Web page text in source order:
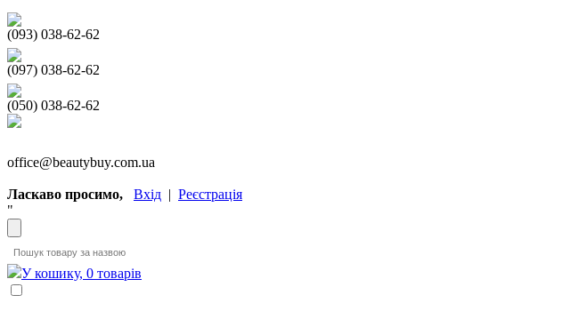
(093) 038-62-62
(097) 038-62-62
(050) 038-62-62
office@beautybuy.com.ua
Ласкаво просимо, Вхід | Реєстрація
"
У кошику, 0 товарів